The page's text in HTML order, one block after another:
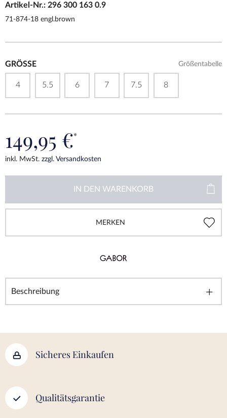
Artikel-Nr.: 296 300 163 0.9
71-874-18 engl.brown
Größentabelle
GRÖSSE
4 5.5 6 7 7.5 8
149,95 €*
inkl. MwSt. zzgl. Versandkosten
IN DEN WARENKORB
MERKEN
Beschreibung
Sicheres Einkaufen
Qualitätsgarantie